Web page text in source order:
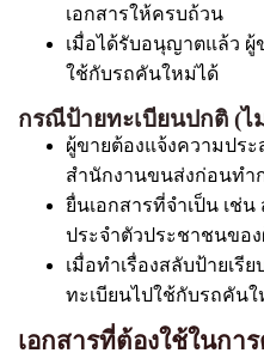
เอกสารให้ครบถ้วน
เมื่อได้รับอนุญาตแล้ว ผู้
ใช้กับรถคันใหม่ได้
กรณีป้ายทะเบียนปกติ (ไ
ผู้ขายต้องแจ้งความปร
สำนักงานขนส่งก่อนทำ
ยื่นเอกสารที่จำเป็น เช่
ประจำตัวประชาชนของ
เมื่อทำเรื่องสลับป้ายเรี
ทะเบียนไปใช้กับรถคัน
เอกสารที่ต้องใช้ในกา